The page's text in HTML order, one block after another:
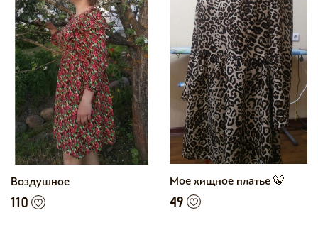
Воздушное
110
Мое хищное платье 🐯
49